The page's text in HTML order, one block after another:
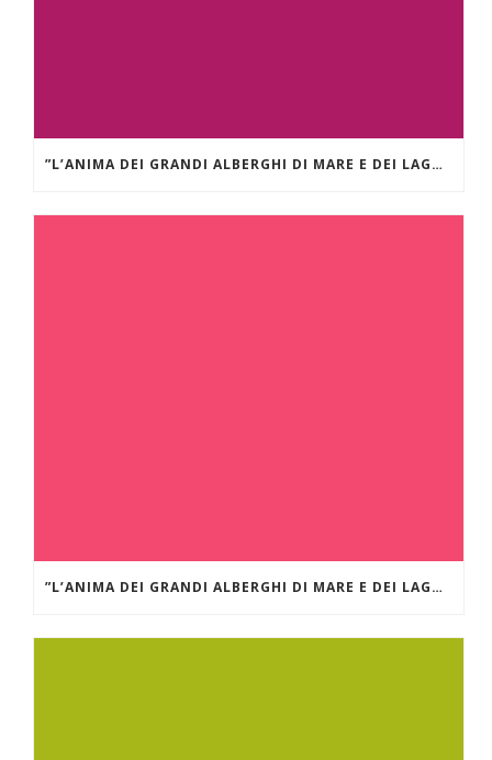
”L’ANIMA DEI GRANDI ALBERGHI DI MARE E DEI LAGHI.” GRAND HÔTEL DES ILES BORROMÉES
”L’ANIMA DEI GRANDI ALBERGHI DI MARE E DEI LAGHI.” VILLA D’ESTE SUL LAGO DI COMO